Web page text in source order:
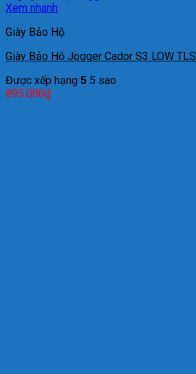
Xem nhanh
Giày Bảo Hộ
Giày Bảo Hộ Jogger Cador S3 LOW TLS
Được xếp hạng 5 5 sao
895.000₫